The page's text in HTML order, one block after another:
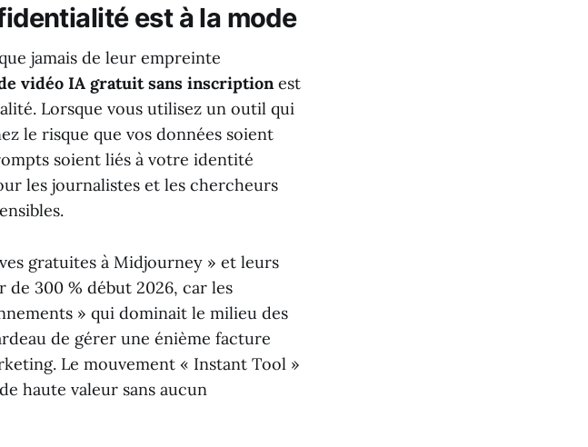
est à la mode
jamais de leur empreinte
vidéo IA gratuit sans inscriptionest
Lorsque vous utilisez un outil qui
le risque que vos données soient
soient liés à votre identité
les journalistes et les chercheurs
gratuites à Midjourney » et leurs
300 % début 2026, car les
» qui dominait le milieu des
de gérer une énième facture
Le mouvement « Instant Tool »
haute valeur sans aucun